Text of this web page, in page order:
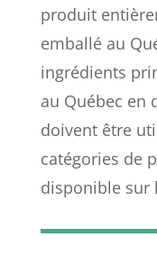
produit
emballé au
ingrédients
au Québec en
doivent être
catégories de
disponible sur